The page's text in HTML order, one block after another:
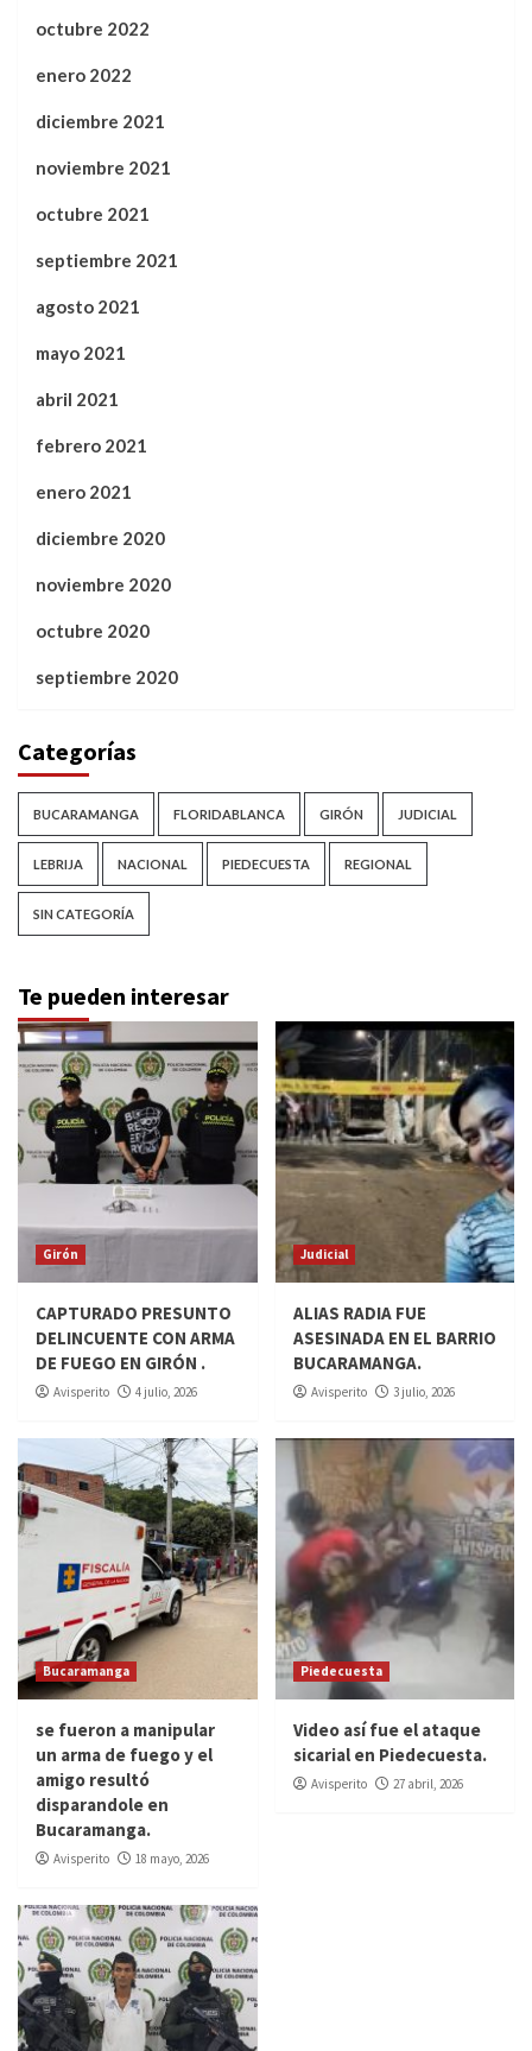
octubre 2022
enero 2022
diciembre 2021
noviembre 2021
octubre 2021
septiembre 2021
agosto 2021
mayo 2021
abril 2021
febrero 2021
enero 2021
diciembre 2020
noviembre 2020
octubre 2020
septiembre 2020
Categorías
BUCARAMANGA FLORIDABLANCA GIRÓN JUDICIAL
LEBRIJA NACIONAL PIEDECUESTA REGIONAL
SIN CATEGORÍA
Te pueden interesar
Girón
CAPTURADO PRESUNTO
DELINCUENTE CON ARMA
DE FUEGO EN GIRÓN .
Avisperito 4 julio, 2026
Judicial
ALIAS RADIA FUE
ASESINADA EN EL BARRIO
BUCARAMANGA.
Avisperito 3 julio, 2026
Bucaramanga
se fueron a manipular
un arma de fuego y el
amigo resultó
disparandole en
Bucaramanga.
Avisperito 18 mayo, 2026
Piedecuesta
Video así fue el ataque
sicarial en Piedecuesta.
Avisperito 27 abril, 2026